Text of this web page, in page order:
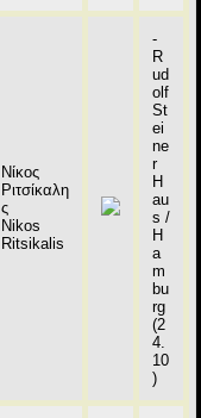
Νίκος
Ριτσίκαλη
ς
Nikos
Ritsikalis
-
R
ud
olf
St
ei
ne
r
H
au
s /
H
a
m
bu
rg
(2
4.
10
)